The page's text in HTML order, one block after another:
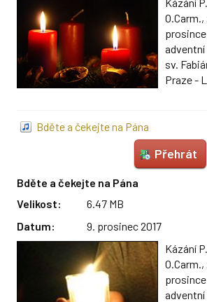
Kalendář akcí
Přehled na celý rok
Farní kavárna
Pravidelné aktivity
Ministranti
Hudba ve farnosti
Karmelitánský třetí řád
prosince
sv.
Praze -
Bděte a čekejte na Pána
Přehrát
Bděte a čekejte na Pána
Velikost:
6.47 MB
Datum:
9. prosinec 2017
Kázání
prosince